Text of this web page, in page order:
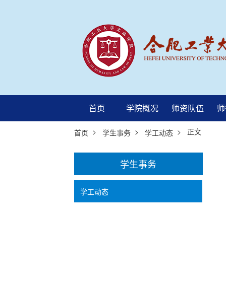
首页 学院概况 师资队伍
首页 > 学生事务> 学工动态> 正文
学生事务
学工动态